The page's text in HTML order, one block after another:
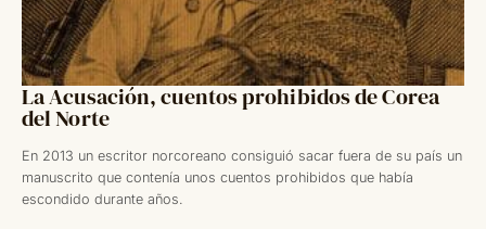
La Acusación, cuentos prohibidos de Corea
del Norte
En 2013 un escritor norcoreano consiguió sacar fuera de su país un
manuscrito que contenía unos cuentos prohibidos que había
escondido durante años.